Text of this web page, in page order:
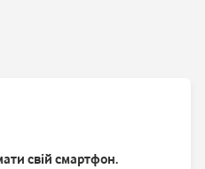
свій смартфон.